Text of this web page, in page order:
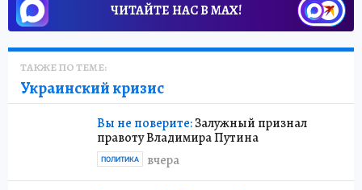
ЧИТАЙТЕ НАС В МАХ!
ТАКЖЕ ПО ТЕМЕ:
Украинский кризис
Вы не поверите:Залужный признал
правоту Владимира Путина
вчера
ПОЛИТИКА